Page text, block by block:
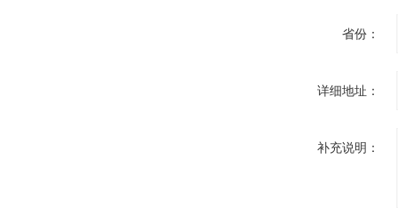
省份：
详细地址：
补充说明：